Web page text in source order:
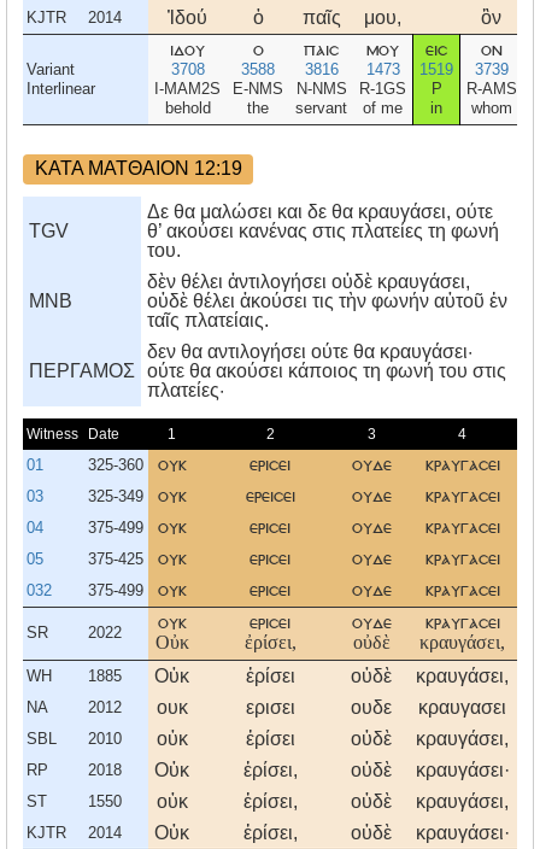
KJTR 2014 Ἰδού ὁ παῖς μου, ὃν
Variant
Interlinear
ιδου
3708
I-MAM2S
behold
ο
3588
E-NMS
the
παισ
3816
N-NMS
servant
μου
1473
R-1GS
of me
εισ
1519
P
in
ον
3739
R-AMS
whom
ΚΑΤΑ ΜΑΤΘΑΙΟΝ 12:19
TGV
Δε θα μαλώσει και δε θα κραυγάσει, ούτε
θ’ ακούσει κανένας στις πλατείες τη φωνή
του.
MNB
δὲν θέλει ἀντιλογήσει οὐδὲ κραυγάσει,
οὐδὲ θέλει ἀκούσει τις τὴν φωνήν αὐτοῦ ἐν
ταῖς πλατείαις.
ΠΕΡΓΑΜΟΣ
δεν θα αντιλογήσει ούτε θα κραυγάσει·
ούτε θα ακούσει κάποιος τη φωνή του στις
πλατείες·
Witness Date 1 2 3 4
01 325-360 ουκ ερισει ουδε κραυγασει
03 325-349 ουκ ερεισει ουδε κραυγασει
04 375-499 ουκ ερισει ουδε κραυγασει
05 375-425 ουκ ερισει ουδε κραυγασει
032 375-499 ουκ ερισει ουδε κραυγασει
SR 2022
ουκ
Οὐκ
ερισει
ἐρίσει,
ουδε
οὐδὲ
κραυγασει
κραυγάσει,
WH 1885 Οὐκ ἐρίσει οὐδὲ κραυγάσει,
NA 2012 ουκ ερισει ουδε κραυγασει
SBL 2010 οὐκ ἐρίσει οὐδὲ κραυγάσει,
RP 2018 Οὐκ ἐρίσει, οὐδὲ κραυγάσει·
ST 1550 οὐκ ἐρίσει, οὐδὲ κραυγάσει,
KJTR 2014 Οὐκ ἐρίσει, οὐδὲ κραυγάσει·